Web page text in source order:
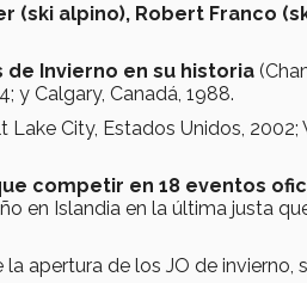
(ski alpino), Robert Franco
Invierno en su historia
y Calgary, Canadá, 1988.
City, Estados Unidos, 2002;
competir en 18 eventos
en Islandia en la última justa
apertura de los JO de invierno,